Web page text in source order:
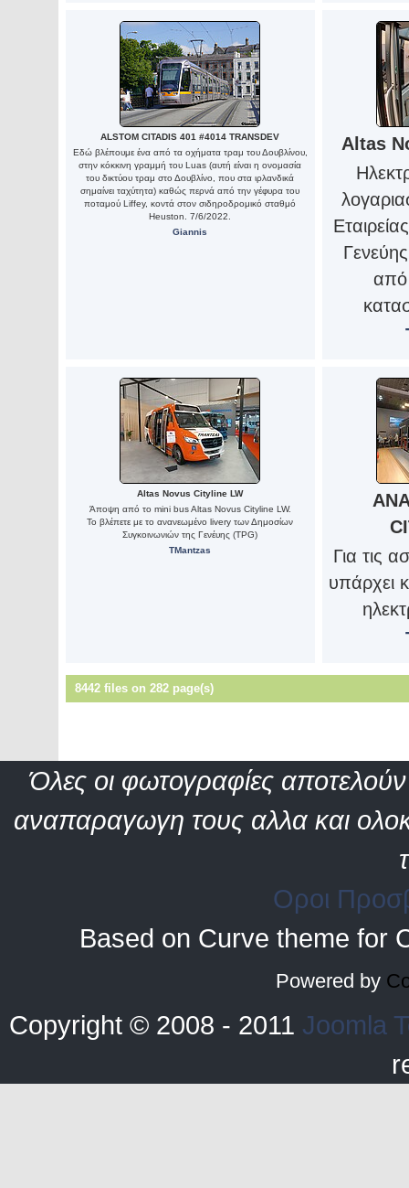
ALSTOM CITADIS 401 #4014 TRANSDEV
Εδώ βλέπουμε ένα από τα οχήματα τραμ του Δουβλίνου,
στην κόκκινη γραμμή του Luas (αυτή είναι η ονομασία
του δικτύου τραμ στο Δουβλίνο, που στα ιρλανδικά
σημαίνει ταχύτητα) καθώς περνά από την γέφυρα του
ποταμού Liffey, κοντά στον σιδηροδρομικό σταθμό
Heuston. 7/6/2022.
Giannis
Altas
από
Altas Novus Cityline LW
Άποψη από το mini bus Altas Novus Cityline LW.
Το βλέπετε με το ανανεωμένο livery των Δημοσίων
Συγκοινωνιών της Γενέυης (TPG)
TMantzas
Για τις
υπάρχει
8442 files on 282 page(s)
Όλες οι φωτογραφίες αποτελούν
αναπαραγωγη τους αλλα και
Οροι
Based on Curve theme for
Powered by
Copyright © 2008 - 2011 Joomla